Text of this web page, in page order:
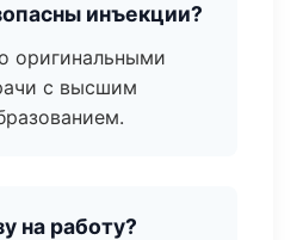
инъекции?
оригинальными
с высшим
на работу?